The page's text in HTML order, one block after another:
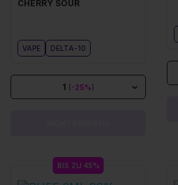
CHERRY SOUR
VAPE DELTA-10
1 (-25%)
BIS ZU 45%